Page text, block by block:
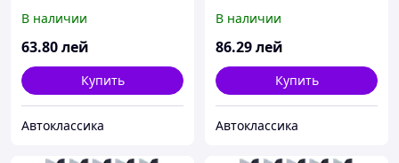
(покупн. Пекар)
В наличии
63.80лей
Купить
Автоклассика
В наличии
86.29лей
Купить
Автоклассика